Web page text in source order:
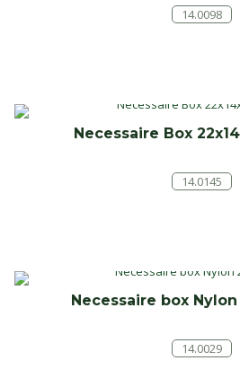
14.0098
Necessaire Box
14.0145
Necessaire box Nylon
14.0029